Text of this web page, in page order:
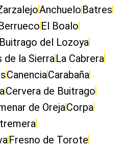
Anchuelo Batres
El Boalo
Buitrago del Lozoya
de la SierraLa Cabrera
CanenciaCarabaña
Cervera de Buitrago
de OrejaCorpa
Fresno de Torote